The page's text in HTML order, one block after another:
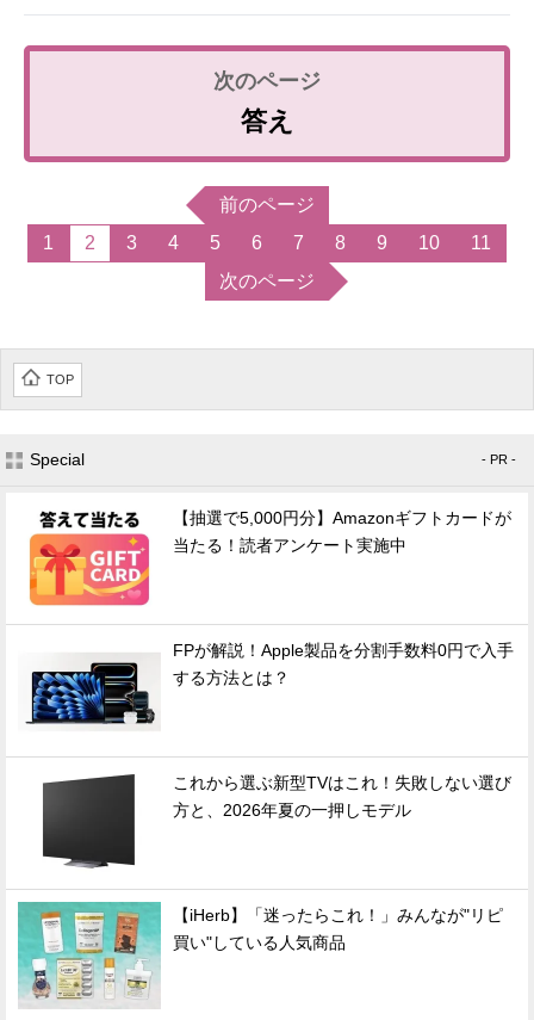
答え
前のページ
1
2 3 4 5 6 7 8 9 10
11
次のページ
TOP
Special - PR -
【抽選で5,000円分】Amazonギフトカードが
当たる！読者アンケート実施中
FPが解説！Apple製品を分割手数料0円で入手
する方法とは？
これから選ぶ新型TVはこれ！失敗しない選び
方と、2026年夏の一押しモデル
【iHerb】「迷ったらこれ！」みんなが"リピ
買い"している人気商品